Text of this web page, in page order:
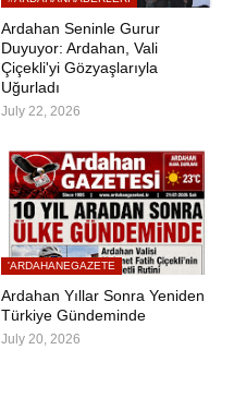
Ardahan Seninle Gurur
Duyuyor: Ardahan, Vali
Çiçekli'yi Gözyaşlarıyla
Uğurladı
July 22, 2026
'ARDAHANEGAZETE
Ardahan Yıllar Sonra Yeniden
Türkiye Gündeminde
July 20, 2026